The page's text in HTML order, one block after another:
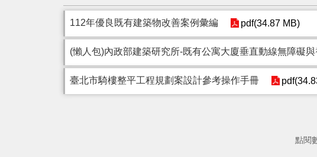
112年優良既有建築物改善案例彙編 pdf(34.87 MB)
(懶人包)內政部建築研究所-既有公寓大廈垂直動線無障礙
臺北市騎樓整平工程規劃案設計參考操作手冊
點閱